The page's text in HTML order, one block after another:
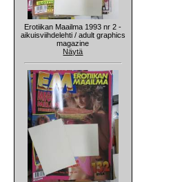
Erotiikan Maailma 1993 nr 2 -
aikuisviihdelehti / adult graphics
magazine
Näytä